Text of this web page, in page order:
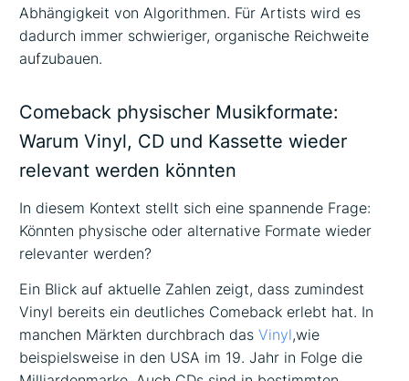
Abhängigkeit von Algorithmen. Für Artists wird es
dadurch immer schwieriger, organische Reichweite
aufzubauen.
Comeback physischer Musikformate:
Warum Vinyl, CD und Kassette wieder
relevant werden könnten
In diesem Kontext stellt sich eine spannende Frage:
Könnten physische oder alternative Formate wieder
relevanter werden?
Ein Blick auf aktuelle Zahlen zeigt, dass zumindest
Vinyl bereits ein deutliches Comeback erlebt hat. In
manchen Märkten durchbrach das Vinyl,wie
beispielsweise in den USA im 19. Jahr in Folge die